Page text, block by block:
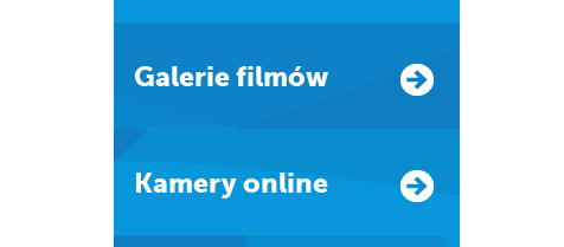
Galerie filmów
Kamery online